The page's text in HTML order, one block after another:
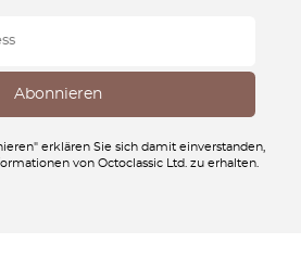
erklären Sie sich damit einverstanden,
von Octoclassic Ltd. zu erhalten.